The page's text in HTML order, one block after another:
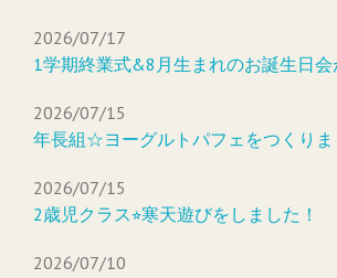
2026/07/17
1学期終業式&8月生まれのお誕生日会
2026/07/15
年長組☆ヨーグルトパフェをつくりま
2026/07/15
2歳児クラス⭐︎寒天遊びをしました！
2026/07/10